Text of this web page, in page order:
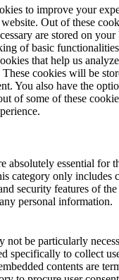
to improve your
Out of these
are stored on
of basic
that help us
cookies will be
You also have the
of some of these
absolutely essential for
category only includes
security features of
personal information.
not be particularly
specifically to collect
contents are